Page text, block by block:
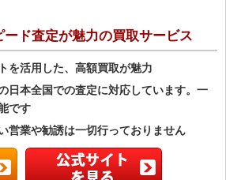
ード査定が魅力の買取サービス
を活用した、高額買取が魅力
日本全国での査定に対応しています。一
です
営業や勧誘は一切行っておりません